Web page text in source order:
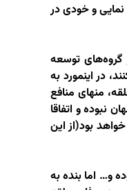
نمایی و خودی در
گروه‌های توسعه
در اینمورد به
منهای منافع
نبوده و اتفاقا
بود(از این
و… اما بنده به